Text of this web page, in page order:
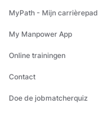
MyPath - Mijn carrièrepad
My Manpower App
Online trainingen
Contact
Doe de jobmatcherquiz